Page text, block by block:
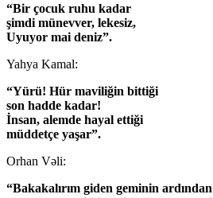
“Bir çocuk ruhu kadar
şimdi münevver, lekesiz,
Uyuyor mai deniz”.
Yahya Kamal:
“Yürü! Hür maviliğin bittiği
son hadde kadar!
İnsan, alemde hayal ettiği
müddetçe yaşar”.
Orhan Vəli:
“Bakakalırım giden geminin ardından